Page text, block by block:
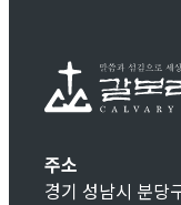
주소
경기 성남시 분당